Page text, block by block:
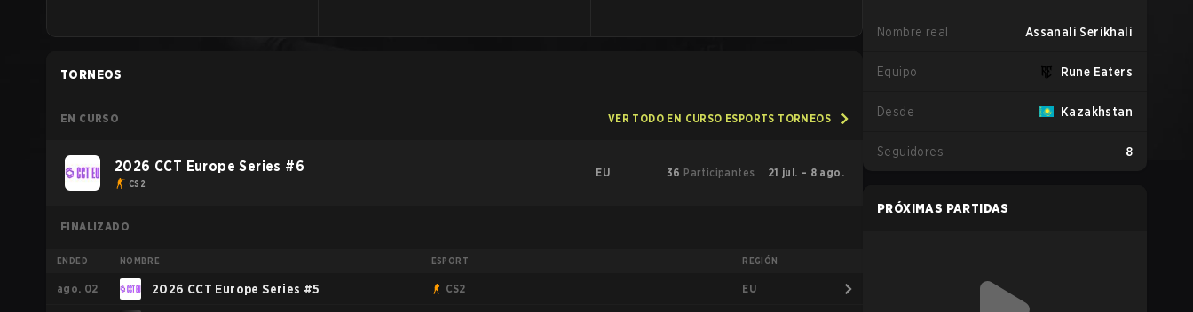
TORNEOS
EN CURSO VER TODO EN CURSO ESPORTS TORNEOS
2026 CCT Europe Series #6
CS2
EU 36 Participantes 21 jul. – 8 ago.
FINALIZADO
ENDED NOMBRE ESPORT REGIÓN
ago. 02 2026 CCT Europe Series #5 CS2 EU
Nombre real Assanali Serikhali
Equipo Rune Eaters
Desde Kazakhstan
Seguidores 8
PRÓXIMAS PARTIDAS